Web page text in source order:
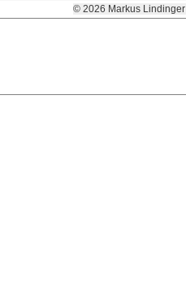
© 2026 Markus Lindinger